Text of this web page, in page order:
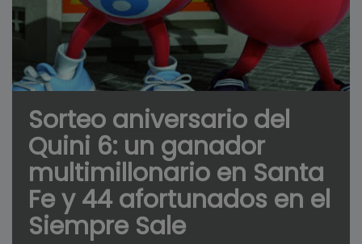
Sorteo aniversario del
Quini 6: un ganador
multimillonario en Santa
Fe y 44 afortunados en el
Siempre Sale